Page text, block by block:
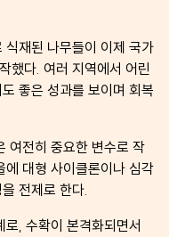
재된 나무들이 이제 국가
했다. 여러 지역에서 어린
좋은 성과를 보이며 회복
여전히 중요한 변수로 작
대형 사이클론이나 심각
전제로 한다.
, 수확이 본격화되면서